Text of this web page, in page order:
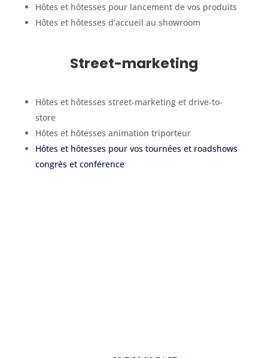
Hôtes et hôtesses pour lancement de vos produits
Hôtes et hôtesses d’accueil au showroom
Street-marketing
Hôtes et hôtesses street-marketing et drive-to-
store
Hôtes et hôtesses animation triporteur
Hôtes et hôtesses pour vos tournées et roadshows
congrès et conférence